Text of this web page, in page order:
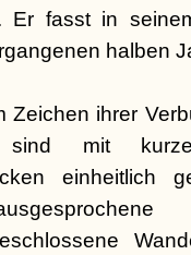
Er fasst in
halben
ihrer
sind mit
einheitlich